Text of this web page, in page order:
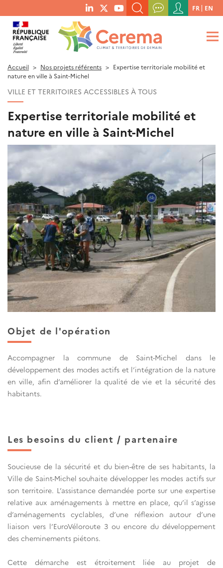
menu
social
links
RECHERCHER UN MOT-CLÉ, UNE PUBLICATION, ETC.
QUE RECHERCHEZ-VOUS ?
Menu
du
compte
de
FR EN
Accueil Nos projets référents
Expertise territoriale mobilité et
nature en ville à Saint-Michel
VILLE ET TERRITOIRES ACCESSIBLES À TOUS
Expertise territoriale mobilité et
nature en ville à Saint-Michel
Objet de l'opération
Accompagner la commune de Saint-Michel dans le
développement des modes actifs et l’intégration de la nature
en ville, afin d’améliorer la qualité de vie et la sécurité des
habitants.
Les besoins du client / partenaire
Soucieuse de la sécurité et du bien-être de ses habitants, la
Ville de Saint-Michel souhaite développer les modes actifs sur
son territoire. L’assistance demandée porte sur une expertise
relative aux aménagements à mettre en place, qu’il s’agisse
d’aménagements cyclables, d’une réflexion autour d’une
liaison vers l’EuroVéloroute 3 ou encore du développement
des cheminements piétons.
Cette démarche est étroitement liée au projet de